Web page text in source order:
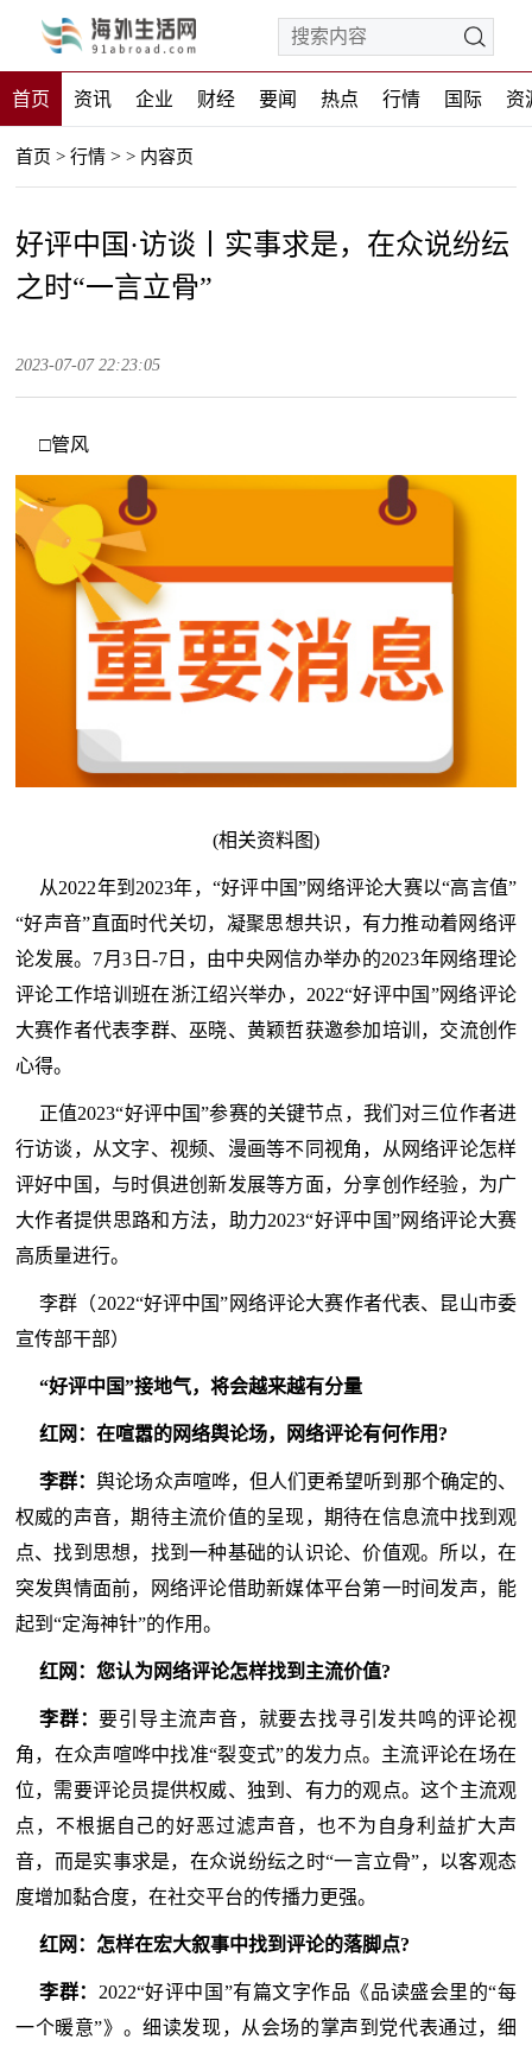
首页 资讯 企业 财经 要闻 热点 行情 国际 资
首页 > 行情 > > 内容页
好评中国·访谈丨实事求是，在众说纷纭
之时“一言立骨”
2023-07-07 22:23:05
□管风
(相关资料图)
从2022年到2023年，“好评中国”网络评论大赛以“高言值”
“好声音”直面时代关切，凝聚思想共识，有力推动着网络评
论发展。7月3日-7日，由中央网信办举办的2023年网络理论
评论工作培训班在浙江绍兴举办，2022“好评中国”网络评论
大赛作者代表李群、巫晓、黄颖哲获邀参加培训，交流创作
心得。
正值2023“好评中国”参赛的关键节点，我们对三位作者进
行访谈，从文字、视频、漫画等不同视角，从网络评论怎样
评好中国，与时俱进创新发展等方面，分享创作经验，为广
大作者提供思路和方法，助力2023“好评中国”网络评论大赛
高质量进行。
李群（2022“好评中国”网络评论大赛作者代表、昆山市委
宣传部干部）
“好评中国”接地气，将会越来越有分量
红网：在喧嚣的网络舆论场，网络评论有何作用?
李群：舆论场众声喧哗，但人们更希望听到那个确定的、
权威的声音，期待主流价值的呈现，期待在信息流中找到观
点、找到思想，找到一种基础的认识论、价值观。所以，在
突发舆情面前，网络评论借助新媒体平台第一时间发声，能
起到“定海神针”的作用。
红网：您认为网络评论怎样找到主流价值?
李群：要引导主流声音，就要去找寻引发共鸣的评论视
角，在众声喧哗中找准“裂变式”的发力点。主流评论在场在
位，需要评论员提供权威、独到、有力的观点。这个主流观
点，不根据自己的好恶过滤声音，也不为自身利益扩大声
音，而是实事求是，在众说纷纭之时“一言立骨”，以客观态
度增加黏合度，在社交平台的传播力更强。
红网：怎样在宏大叙事中找到评论的落脚点?
李群： 2022“好评中国”有篇文字作品《品读盛会里的“每
一个暖意”》。细读发现，从会场的掌声到党代表通过，细